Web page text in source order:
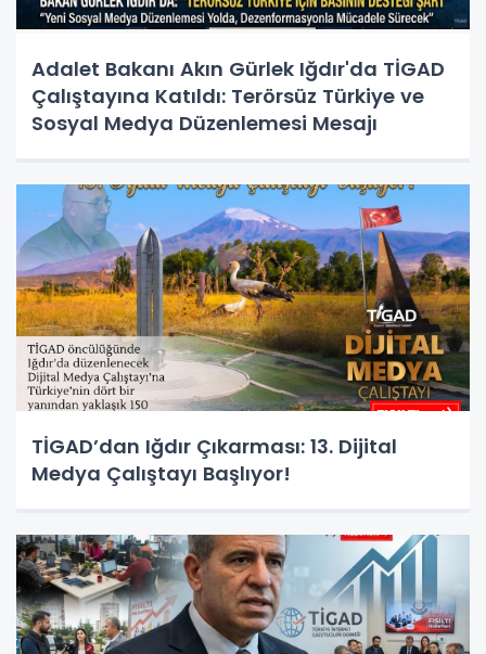
Adalet Bakanı Akın Gürlek Iğdır'da TİGAD
Çalıştayına Katıldı: Terörsüz Türkiye ve
Sosyal Medya Düzenlemesi Mesajı
TİGAD’dan Iğdır Çıkarması: 13. Dijital
Medya Çalıştayı Başlıyor!